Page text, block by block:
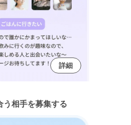
詳細
う相手を募集する